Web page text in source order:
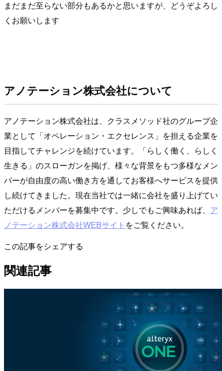
まだまだ至らない部分もあるかと思いますが、どうぞよろし
くお願いします
アノテーション株式会社について
アノテーション株式会社は、クラスメソッド社のグループ企
業として「オペレーション・エクセレンス」を担える企業を
目指してチャレンジを続けています。「らしく働く、らしく
生きる」のスローガンを掲げ、様々な背景をもつ多様なメン
バーが自由度の高い働き方を通してお客様へサービスを提供
し続けてきました。現在当社では一緒に会社を盛り上げてい
ただけるメンバーを募集中です。少しでもご興味あれば、 ア
ノテーション株式会社WEBサイト をご覧ください。
この記事をシェアする
関連記事